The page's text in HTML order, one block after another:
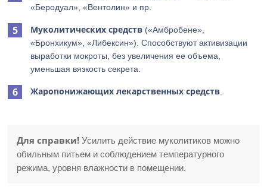
«Беродуал», «Вентолин» и пр.
Муколитических средств («Амбробене»,
«Бронхикум», «Либексин»). Способствуют активизации
выработки мокроты, без увеличения ее объема,
уменьшая вязкость секрета.
Жаропонижающих лекарственных средств
Для справки! Усилить действие муколитиков можно
обильным питьем и соблюдением температурного
режима, уровня влажности в помещении.